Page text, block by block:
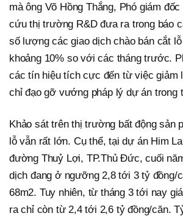
mà ông Võ Hồng Thắng, Phó giám
cứu thị trường R&D đưa ra trong báo
số lượng các giao dịch chào bán cắt
khoảng 10% so với các tháng trước.
các tín hiệu tích cực đến từ việc giảm
chỉ đạo gỡ vướng pháp lý dự án trong
Khảo sát trên thị trường bất động sản
lỗ vẫn rất lớn. Cụ thể, tại dự án Him
đường Thuỷ Lợi, TP.Thủ Đức, cuối
dịch đang ở ngưỡng 2,8 tới 3 tỷ đồng/
68m2. Tuy nhiên, từ tháng 3 tới nay
ra chỉ còn từ 2,4 tới 2,6 tỷ đồng/căn.